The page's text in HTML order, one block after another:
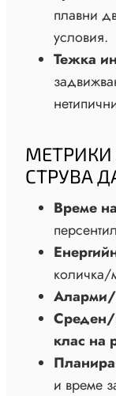
плавни
условия.
Тежка
МЕТРИКИ
СТРУВА
Време
количка/
Аларми/
Среден/
клас на
и време